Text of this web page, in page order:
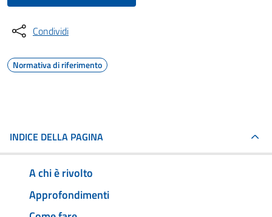
Condividi
Normativa di riferimento
INDICE DELLA PAGINA
A chi è rivolto
Approfondimenti